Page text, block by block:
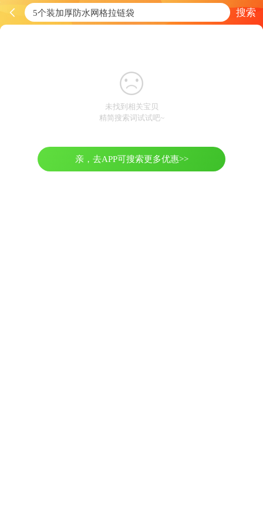
搜索
未找到相关宝贝
精简搜索词试试吧~
亲，去APP可搜索更多优惠>>